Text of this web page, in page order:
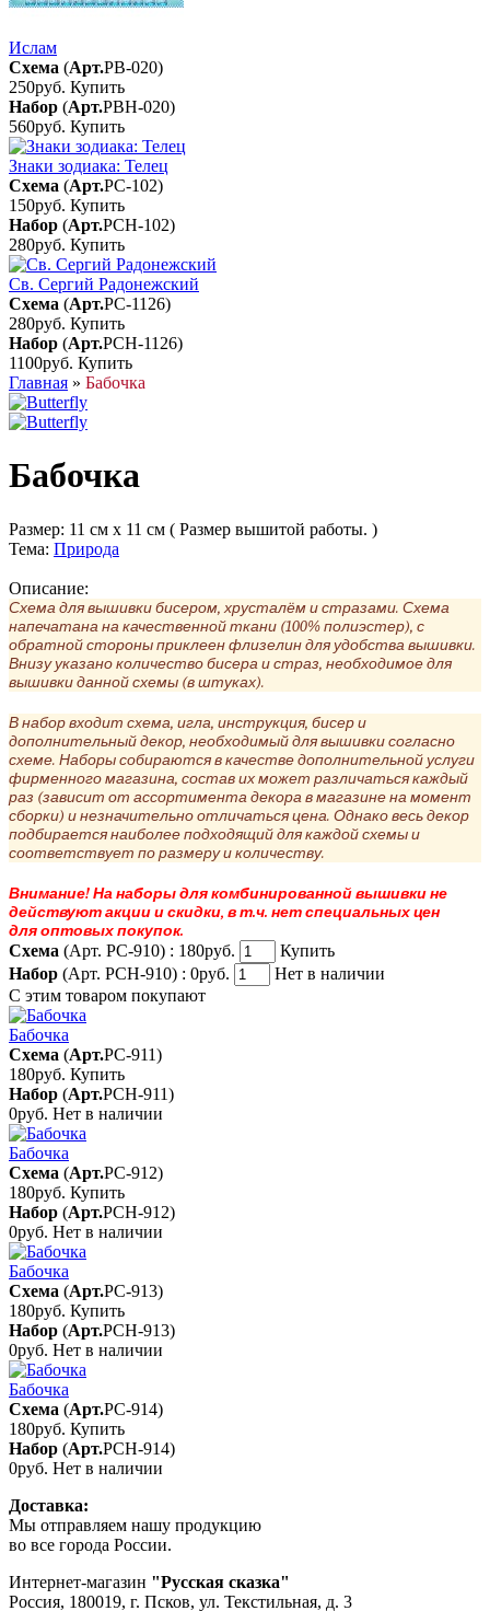
Ислам
Схема (Арт.РВ-020)
250руб. Купить
Набор (Арт.РВН-020)
560руб. Купить
Знаки зодиака: Телец
Схема (Арт.РС-102)
150руб. Купить
Набор (Арт.РСН-102)
280руб. Купить
Св. Сергий Радонежский
Схема (Арт.РС-1126)
280руб. Купить
Набор (Арт.РСН-1126)
1100руб. Купить
Главная » Бабочка
Бабочка
Размер: 11 см x 11 см ( Размер вышитой работы. )
Тема: Природа
Описание:
Схема для вышивки бисером, хрусталём и стразами. Схема
напечатана на качественной ткани (100% полиэстер), с
обратной стороны приклеен флизелин для удобства вышивки.
Внизу указано количество бисера и страз, необходимое для
вышивки данной схемы (в штуках).
В набор входит схема, игла, инструкция, бисер и
дополнительный декор, необходимый для вышивки согласно
схеме. Наборы собираются в качестве дополнительной услуги
фирменного магазина, состав их может различаться каждый
раз (зависит от ассортимента декора в магазине на момент
сборки) и незначительно отличаться цена. Однако весь декор
подбирается наиболее подходящий для каждой схемы и
соответствует по размеру и количеству.
Внимание! На наборы для комбинированной вышивки не
действуют акции и скидки, в т.ч. нет специальных цен
для оптовых покупок.
Схема (Арт. РС-910) : 180руб.
Купить
Набор (Арт. РСН-910) : 0руб.
Нет в наличии
С этим товаром покупают
Бабочка
Схема (Арт.РС-911)
180руб. Купить
Набор (Арт.РСН-911)
0руб. Нет в наличии
Бабочка
Схема (Арт.РС-912)
180руб. Купить
Набор (Арт.РСН-912)
0руб. Нет в наличии
Бабочка
Схема (Арт.РС-913)
180руб. Купить
Набор (Арт.РСН-913)
0руб. Нет в наличии
Бабочка
Схема (Арт.РС-914)
180руб. Купить
Набор (Арт.РСН-914)
0руб. Нет в наличии
Доставка:
Мы отправляем нашу продукцию
во все города России.
Интернет-магазин "Русская сказка"
Россия, 180019, г. Псков, ул. Текстильная, д. 3